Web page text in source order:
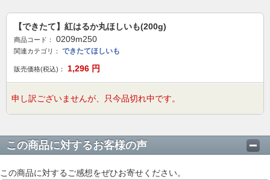
【できたて】紅はるか丸ほしいも(200g)
商品コード： 0209m250
関連カテゴリ： できたてほしいも
販売価格(税込)： 1,296 円
申し訳ございませんが、只今品切れ中です。
この商品に対するお客様の声
この商品に対するご感想をぜひお寄せください。